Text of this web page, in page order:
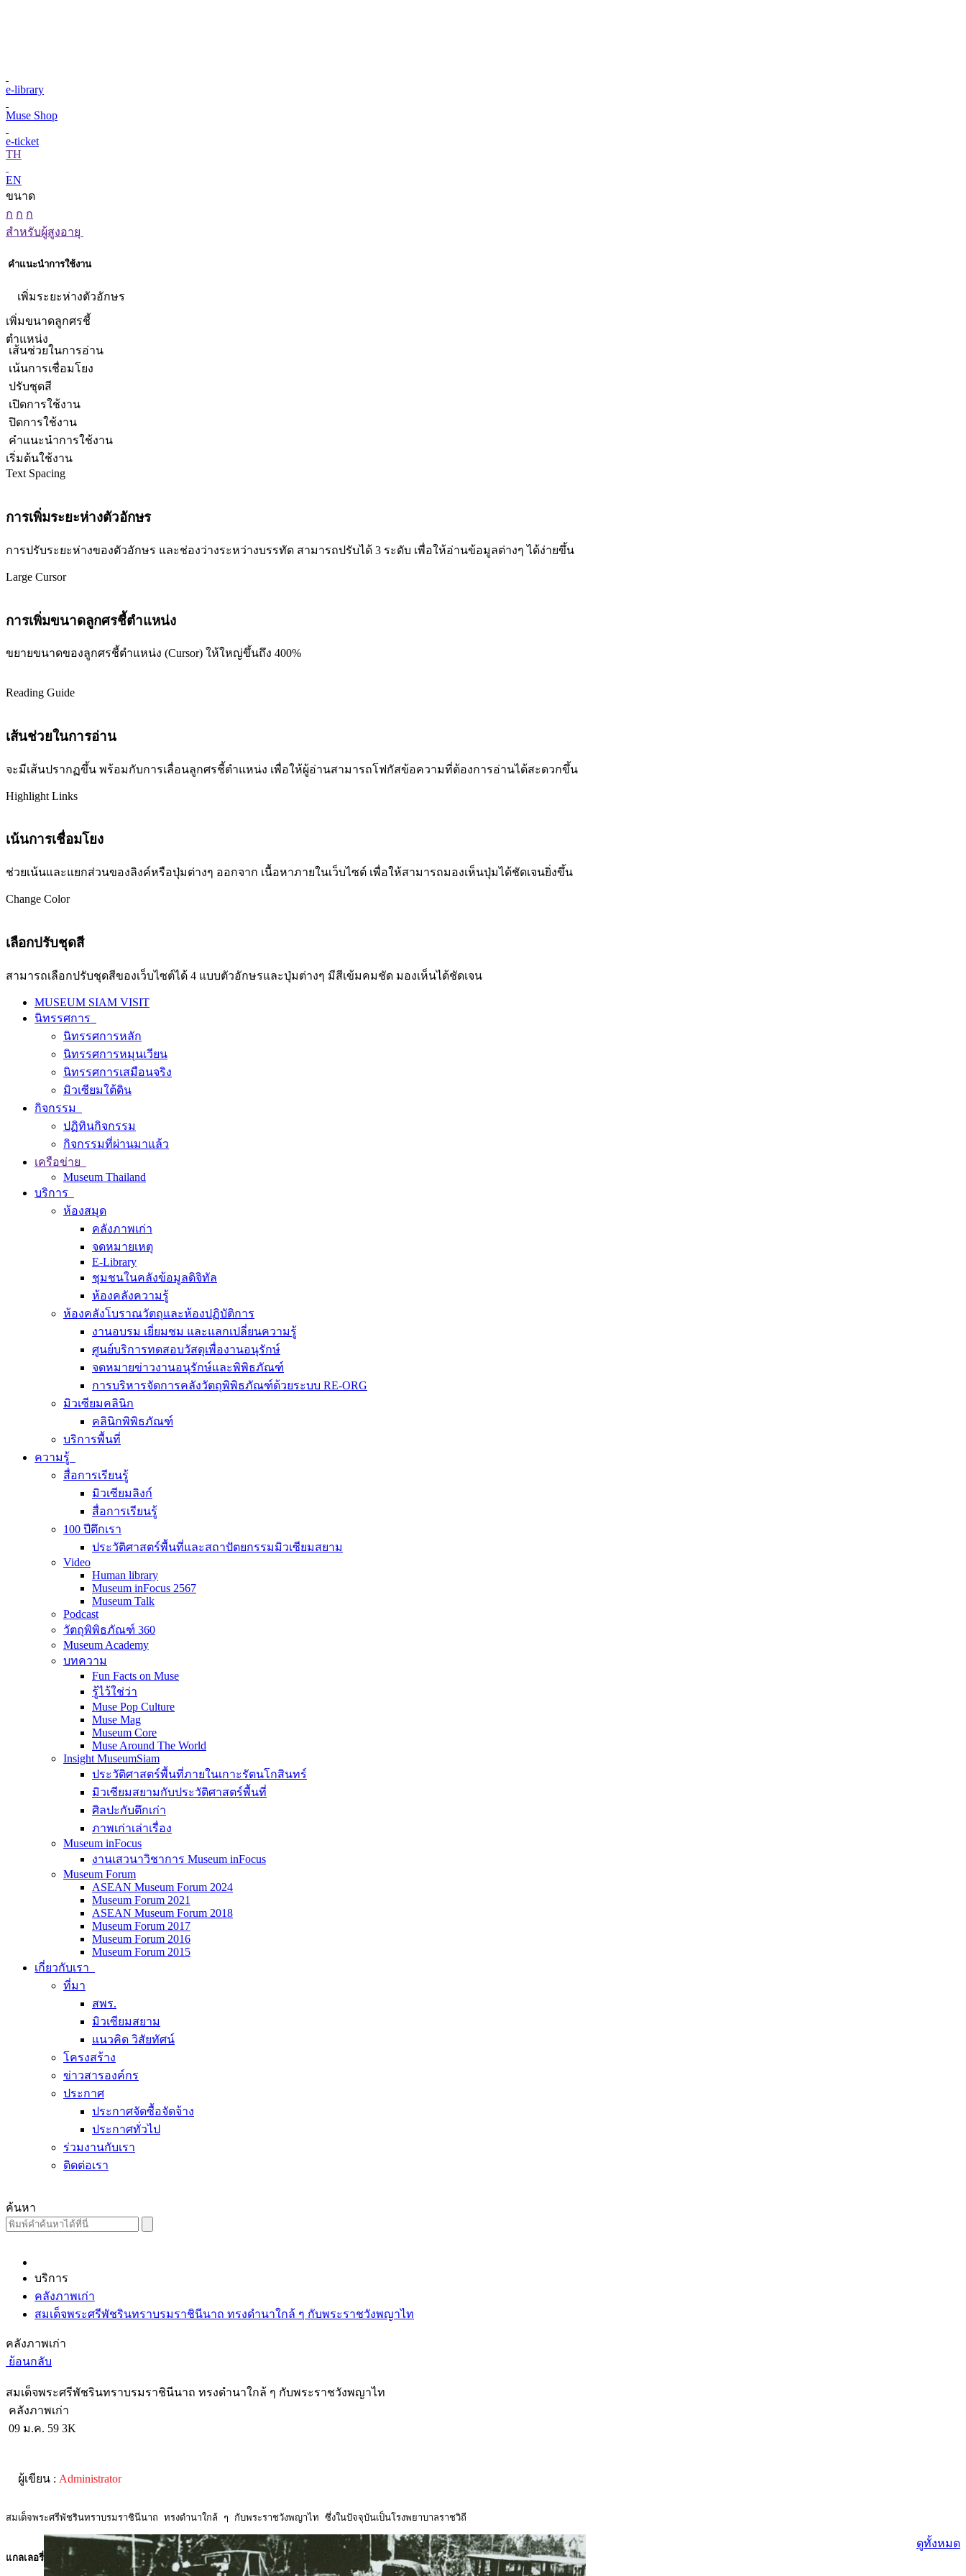
e-library
Muse Shop
e-ticket
TH
EN
ขนาด
ก ก ก
สำหรับผู้สูงอายุ
คำแนะนำการใช้งาน
เพิ่มระยะห่างตัวอักษร
เพิ่มขนาดลูกศรชี้
ตำแหน่ง
เส้นช่วยในการอ่าน
เน้นการเชื่อมโยง
ปรับชุดสี
เปิดการใช้งาน
ปิดการใช้งาน
คำแนะนำการใช้งาน
เริ่มต้นใช้งาน
Text Spacing
การเพิ่มระยะห่างตัวอักษร
การปรับระยะห่างของตัวอักษร และช่องว่างระหว่างบรรทัด สามารถปรับได้ 3 ระดับ เพื่อให้อ่านข้อมูลต่างๆ ได้ง่ายขึ้น
Large Cursor
การเพิ่มขนาดลูกศรชี้ตำแหน่ง
ขยายขนาดของลูกศรชี้ตำแหน่ง (Cursor) ให้ใหญ่ขึ้นถึง 400%
Reading Guide
เส้นช่วยในการอ่าน
จะมีเส้นปรากฏขึ้น พร้อมกับการเลื่อนลูกศรชี้ตำแหน่ง เพื่อให้ผู้อ่านสามารถโฟกัสข้อความที่ต้องการอ่านได้สะดวกขึ้น
Highlight Links
เน้นการเชื่อมโยง
ช่วยเน้นและแยกส่วนของลิงค์หรือปุ่มต่างๆ ออกจาก เนื้อหาภายในเว็บไซต์ เพื่อให้สามารถมองเห็นปุ่มได้ชัดเจนยิ่งขึ้น
Change Color
เลือกปรับชุดสี
สามารถเลือกปรับชุดสีของเว็บไซต์ได้ 4 แบบตัวอักษรและปุ่มต่างๆ มีสีเข้มคมชัด มองเห็นได้ชัดเจน
MUSEUM SIAM VISIT
นิทรรศการ
นิทรรศการหลัก
นิทรรศการหมุนเวียน
นิทรรศการเสมือนจริง
มิวเซียมใต้ดิน
กิจกรรม
ปฏิทินกิจกรรม
กิจกรรมที่ผ่านมาแล้ว
เครือข่าย
Museum Thailand
บริการ
ห้องสมุด
คลังภาพเก่า
จดหมายเหตุ
E-Library
ชุมชนในคลังข้อมูลดิจิทัล
ห้องคลังความรู้
ห้องคลังโบราณวัตถุและห้องปฏิบัติการ
งานอบรม เยี่ยมชม และแลกเปลี่ยนความรู้
ศูนย์บริการทดสอบวัสดุเพื่องานอนุรักษ์
จดหมายข่าวงานอนุรักษ์และพิพิธภัณฑ์
การบริหารจัดการคลังวัตถุพิพิธภัณฑ์ด้วยระบบ RE-ORG
มิวเซียมคลินิก
คลินิกพิพิธภัณฑ์
บริการพื้นที่
ความรู้
สื่อการเรียนรู้
มิวเซียมลิงก์
สื่อการเรียนรู้
100 ปีตึกเรา
ประวัติศาสตร์พื้นที่และสถาปัตยกรรมมิวเซียมสยาม
Video
Human library
Museum inFocus 2567
Museum Talk
Podcast
วัตถุพิพิธภัณฑ์ 360
Museum Academy
บทความ
Fun Facts on Muse
รู้ไว้ใช่ว่า
Muse Pop Culture
Muse Mag
Museum Core
Muse Around The World
Insight MuseumSiam
ประวัติศาสตร์พื้นที่ภายในเกาะรัตนโกสินทร์
มิวเซียมสยามกับประวัติศาสตร์พื้นที่
ศิลปะกับตึกเก่า
ภาพเก่าเล่าเรื่อง
Museum inFocus
งานเสวนาวิชาการ Museum inFocus
Museum Forum
ASEAN Museum Forum 2024
Museum Forum 2021
ASEAN Museum Forum 2018
Museum Forum 2017
Museum Forum 2016
Museum Forum 2015
เกี่ยวกับเรา
ที่มา
สพร.
มิวเซียมสยาม
แนวคิด วิสัยทัศน์
โครงสร้าง
ข่าวสารองค์กร
ประกาศ
ประกาศจัดซื้อจัดจ้าง
ประกาศทั่วไป
ร่วมงานกับเรา
ติดต่อเรา
ค้นหา
บริการ
คลังภาพเก่า
สมเด็จพระศรีพัชรินทราบรมราชินีนาถ ทรงดำนาใกล้ ๆ กับพระราชวังพญาไท
คลังภาพเก่า
ย้อนกลับ
สมเด็จพระศรีพัชรินทราบรมราชินีนาถ ทรงดำนาใกล้ ๆ กับพระราชวังพญาไท
คลังภาพเก่า
09 ม.ค. 59 3K